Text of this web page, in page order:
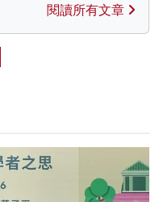
閱讀所有文章